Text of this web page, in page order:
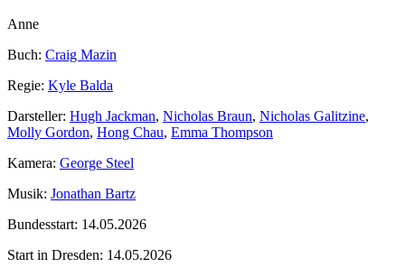
Anne
Buch: Craig Mazin
Regie: Kyle Balda
Darsteller: Hugh Jackman, Nicholas Braun, Nicholas Galitzine,
Molly Gordon, Hong Chau, Emma Thompson
Kamera: George Steel
Musik: Jonathan Bartz
Bundesstart: 14.05.2026
Start in Dresden: 14.05.2026